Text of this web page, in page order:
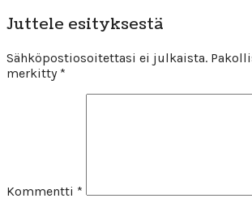
Juttele esityksestä
Sähköpostiosoitettasi ei julkaista.
merkitty *
Kommentti *